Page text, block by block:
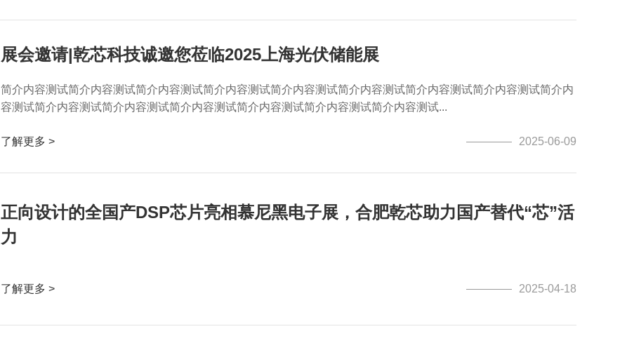
展会邀请|乾芯科技诚邀您莅临2025上海光伏储能展
简介内容测试简介内容测试简介内容测试简介内容测试简介内容测试简介内容测试简介内容测试简介内容测试简介内
容测试简介内容测试简介内容测试简介内容测试简介内容测试简介内容测试简介内容测试...
了解更多 > 2025-06-09
正向设计的全国产DSP芯片亮相慕尼黑电子展，合肥乾芯助力国产替代“芯”活
力
了解更多 > 2025-04-18